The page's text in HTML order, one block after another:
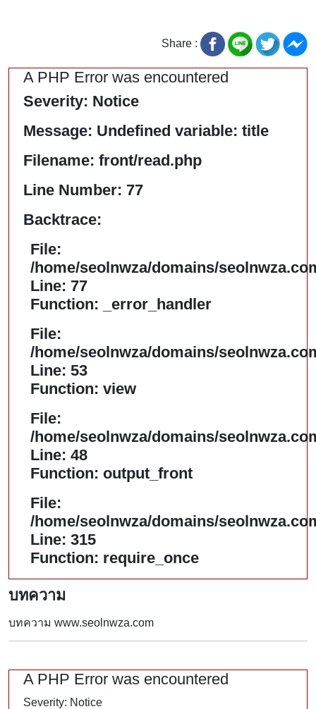
Share :
A PHP Error was encountered
Severity: Notice
Message: Undefined variable: title
Filename: front/read.php
Line Number: 77
Backtrace:
File:
/home/seolnwza/domains/
Line: 77
Function: _error_handler
File:
/home/seolnwza/domains/
Line: 53
Function: view
File:
/home/seolnwza/domains/
Line: 48
Function: output_front
File:
/home/seolnwza/domains/
Line: 315
Function: require_once
บทความ
บทความ www.seolnwza.com
A PHP Error was encountered
Severity: Notice